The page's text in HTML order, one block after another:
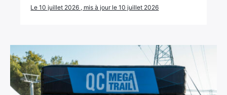
Le 10 juillet 2026 , mis à jour le 10 juillet 2026